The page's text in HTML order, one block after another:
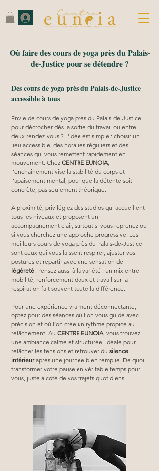
Où faire des cours de yoga près du Palais-
de-Justice pour se détendre ?
Des cours de yoga près du Palais-de-Justice
accessible à tous
Envie de cours de yoga près du Palais-de-Justice
pour décrocher dès la sortie du travail ou entre
deux rendez-vous ? L’idée est simple : choisir un
lieu accessible, des horaires réguliers et des
séances qui vous remettent rapidement en
mouvement. Chez CENTRE EUNOIA,
l’enchaînement vise la stabilité du corps et
l’apaisement mental, pour que la détente soit
concrète, pas seulement théorique.
À proximité, privilégiez des studios qui accueillent
tous les niveaux et proposent un
accompagnement clair, surtout si vous reprenez ou
si vous cherchez une approche progressive. Les
meilleurs cours de yoga près du Palais-de-Justice
sont ceux qui vous laissent respirer, ajuster vos
postures et repartir avec une sensation de
légèreté . Pensez aussi à la variété : un mix entre
mobilité, renforcement doux et travail sur la
respiration fait souvent toute la différence.
Pour une expérience vraiment déconnectante,
optez pour des séances où l’on vous guide avec
précision et où l’on crée un rythme propice au
relâchement. Au CENTRE EUNOIA, vous trouvez
une ambiance calme et structurée, idéale pour
relâcher les tensions et retrouver du silence
intérieur après une journée bien remplie. De quoi
transformer votre pause en véritable temps pour
vous, juste à côté de vos trajets quotidiens.